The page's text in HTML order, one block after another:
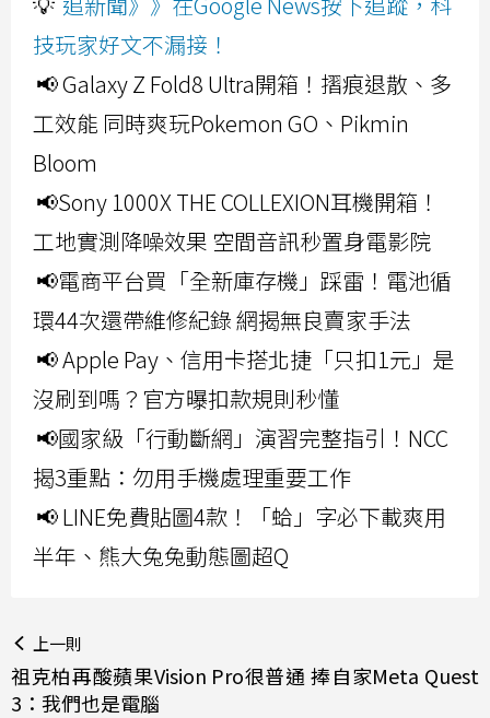
技玩家好文不漏接！
📢 Galaxy Z Fold8 Ultra開箱！摺痕退散、多
工效能 同時爽玩Pokemon GO、Pikmin
Bloom
📢Sony 1000X THE COLLEXION耳機開箱！
工地實測降噪效果 空間音訊秒置身電影院
📢電商平台買「全新庫存機」踩雷！電池循
環44次還帶維修紀錄 網揭無良賣家手法
📢 Apple Pay、信用卡搭北捷「只扣1元」是
沒刷到嗎？官方曝扣款規則秒懂
📢國家級「行動斷網」演習完整指引！NCC
揭3重點：勿用手機處理重要工作
📢 LINE免費貼圖4款！「蛤」字必下載爽用
半年、熊大兔兔動態圖超Q
上一則
祖克柏再酸蘋果Vision Pro很普通 捧自家Meta Quest
3：我們也是電腦